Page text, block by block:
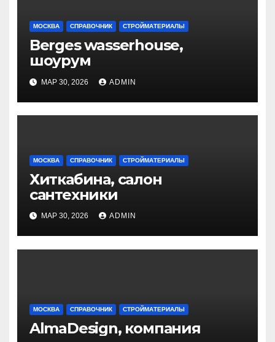
МОСКВА СПРАВОЧНИК СТРОЙМАТЕРИАЛЫ
Berges wasserhouse,
шоурум
МАР 30, 2026 ADMIN
МОСКВА СПРАВОЧНИК СТРОЙМАТЕРИАЛЫ
Хиткабина, салон
сантехники
МАР 30, 2026 ADMIN
МОСКВА СПРАВОЧНИК СТРОЙМАТЕРИАЛЫ
AlmaDesign, компания